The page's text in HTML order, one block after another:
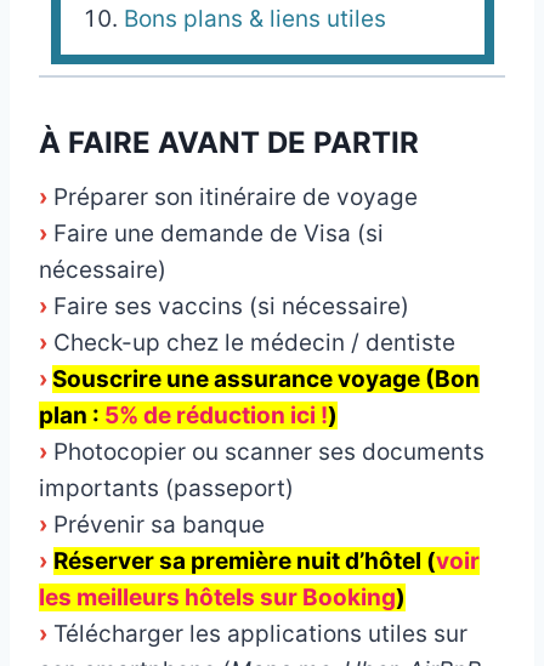
Bons plans & liens utiles
À FAIRE AVANT DE PARTIR
› Préparer son itinéraire de voyage
› Faire une demande de Visa (si
nécessaire)
› Faire ses vaccins (si nécessaire)
› Check-up chez le médecin / dentiste
› Souscrire une assurance voyage (Bon
plan : 5% de réduction ici !)
› Photocopier ou scanner ses documents
importants (passeport)
› Prévenir sa banque
› Réserver sa première nuit d’hôtel (voir
les meilleurs hôtels sur Booking)
› Télécharger les applications utiles sur